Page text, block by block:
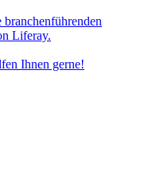
Liferay.
Ihnen gerne!